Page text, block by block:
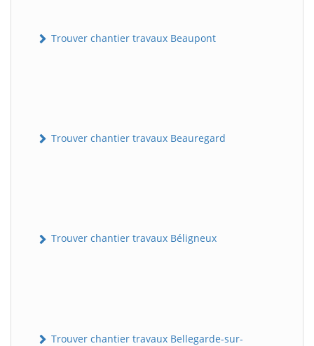
Trouver chantier travaux Beaupont
Trouver chantier travaux Beauregard
Trouver chantier travaux Béligneux
Trouver chantier travaux Bellegarde-sur-